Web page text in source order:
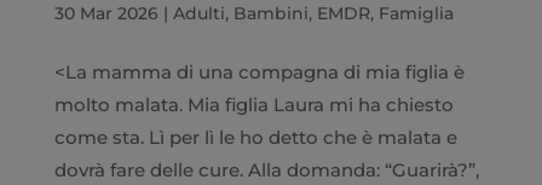
30 Mar 2026 | Adulti, Bambini, EMDR, Famiglia
<La mamma di una compagna di mia figlia è
molto malata. Mia figlia Laura mi ha chiesto
come sta. Lì per lì le ho detto che è malata e
dovrà fare delle cure. Alla domanda: “Guarirà?”,